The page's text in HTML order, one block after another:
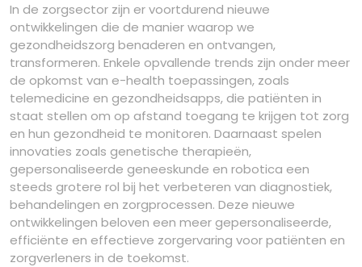
In de zorgsector zijn er voortdurend nieuwe
ontwikkelingen die de manier waarop we
gezondheidszorg benaderen en ontvangen,
transformeren. Enkele opvallende trends zijn onder meer
de opkomst van e-health toepassingen, zoals
telemedicine en gezondheidsapps, die patiënten in
staat stellen om op afstand toegang te krijgen tot zorg
en hun gezondheid te monitoren. Daarnaast spelen
innovaties zoals genetische therapieën,
gepersonaliseerde geneeskunde en robotica een
steeds grotere rol bij het verbeteren van diagnostiek,
behandelingen en zorgprocessen. Deze nieuwe
ontwikkelingen beloven een meer gepersonaliseerde,
efficiënte en effectieve zorgervaring voor patiënten en
zorgverleners in de toekomst.